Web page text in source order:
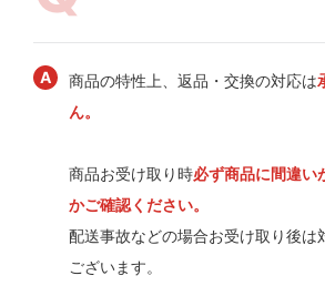
商品の特性上、返品・交換の対応は
ん。
商品お受け取り時必ず商品に間違い
かご確認ください。
配送事故などの場合お受け取り後は
ございます。